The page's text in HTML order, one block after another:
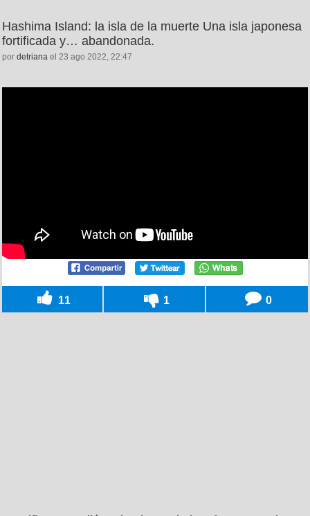
Hashima Island: la isla de la muerte Una isla japonesa
fortificada y… abandonada.
por detriana el 23 ago 2022, 22:47
11 1 0